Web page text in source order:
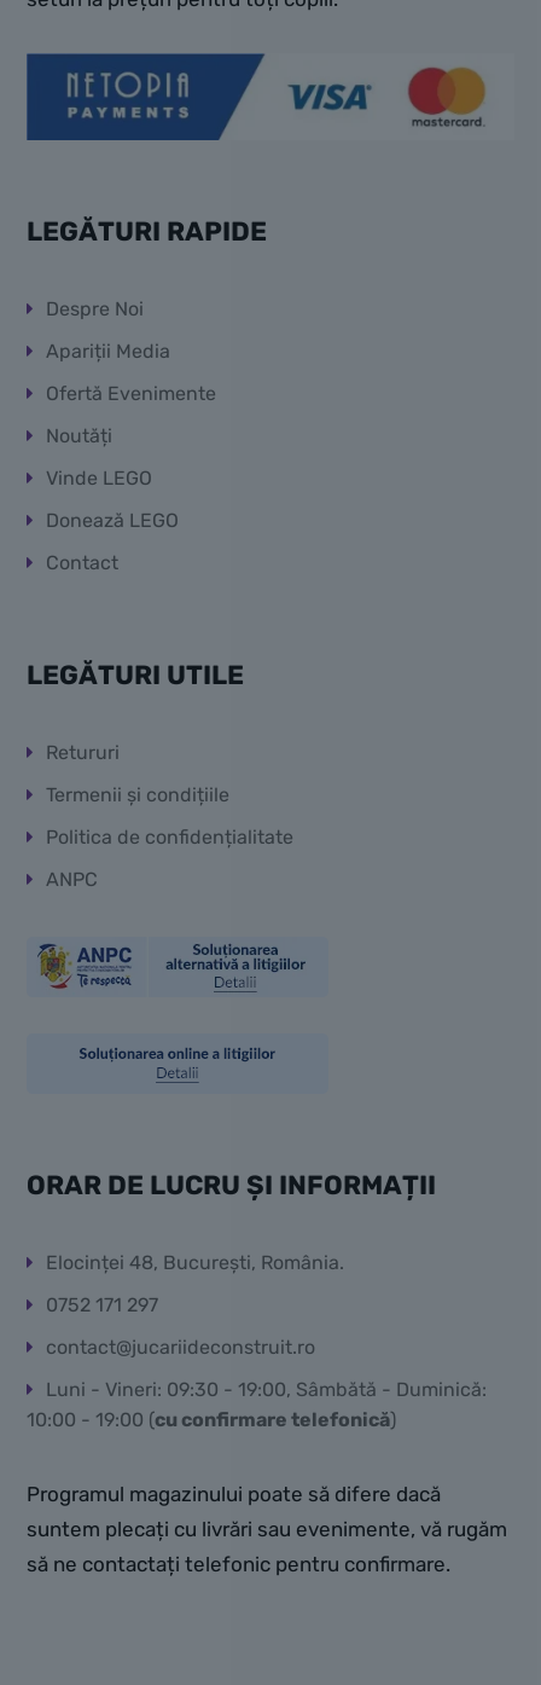
LEGĂTURI RAPIDE
Despre Noi
Apariții Media
Ofertă Evenimente
Noutăți
Vinde LEGO
Donează LEGO
Contact
LEGĂTURI UTILE
Retururi
Termenii și condițiile
Politica de confidențialitate
ANPC
ORAR DE LUCRU ȘI INFORMAȚII
Elocinței 48, București, România.
0752 171 297
contact@jucariideconstruit.ro
Luni - Vineri: 09:30 - 19:00, Sâmbătă - Duminică:
10:00 - 19:00 (cu confirmare telefonică)
Programul magazinului poate să difere dacă
suntem plecați cu livrări sau evenimente, vă rugăm
să ne contactați telefonic pentru confirmare.